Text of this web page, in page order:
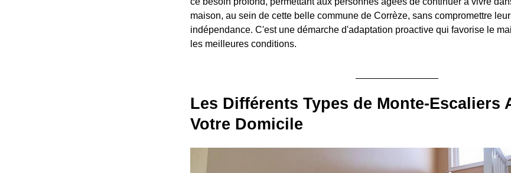
maison, au sein de cette belle commune de Corrèze, sans compromettre
indépendance. C'est une démarche d'adaptation proactive qui favorise le
les meilleures conditions.
Les Différents Types de Monte-Escaliers
Votre Domicile